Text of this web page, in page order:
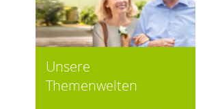
Unsere
Themenwelten